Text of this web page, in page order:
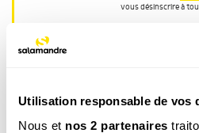
Utilisation responsable de vos
Nous et nos 2 partenaires
vous désinscrire à